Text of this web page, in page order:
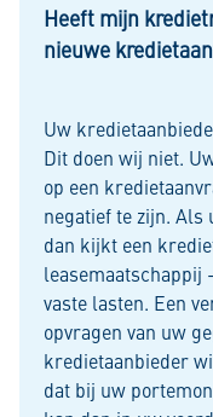
Heeft mijn
nieuwe
Uw
Dit doen wij niet.
op een
negatief te zijn. Als
dan kijkt een
leasemaatschappij
vaste lasten. Een
opvragen van uw
kredietaanbieder
dat bij uw